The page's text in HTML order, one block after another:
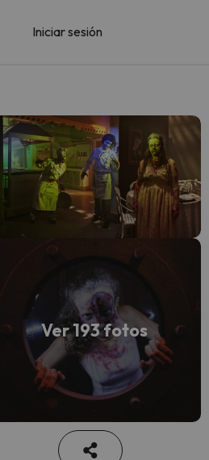
Iniciar sesión
Ver 193 fotos